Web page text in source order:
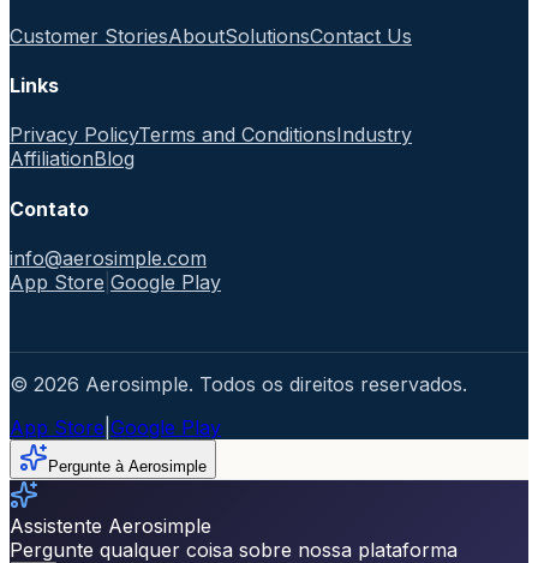
Customer StoriesAboutSolutionsContact Us
Links
Privacy PolicyTerms and ConditionsIndustry
AffiliationBlog
Contato
info@aerosimple.com
App Store Google Play
© 2026 Aerosimple. Todos os direitos reservados.
App Store Google Play
Pergunte à Aerosimple
Assistente Aerosimple
Pergunte qualquer coisa sobre nossa plataforma